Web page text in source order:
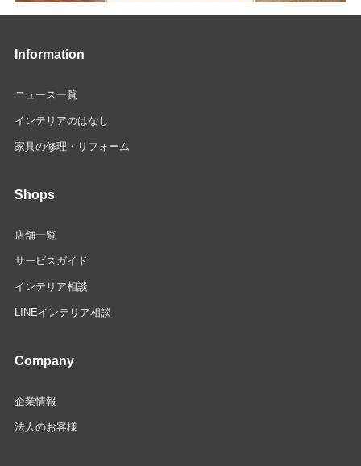
Information
ニュース一覧
インテリアのはなし
家具の修理・リフォーム
Shops
店舗一覧
サービスガイド
インテリア相談
LINEインテリア相談
Company
企業情報
法人のお客様